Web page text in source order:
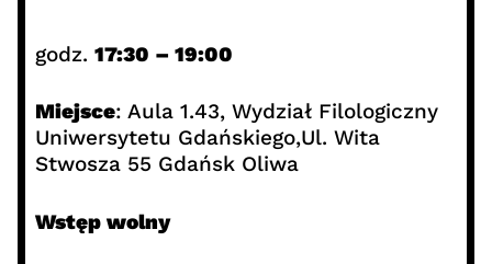
godz. 17:30 – 19:00
Miejsce: Aula 1.43, Wydział Filologiczny
Uniwersytetu Gdańskiego,Ul. Wita
Stwosza 55 Gdańsk Oliwa
Wstęp wolny